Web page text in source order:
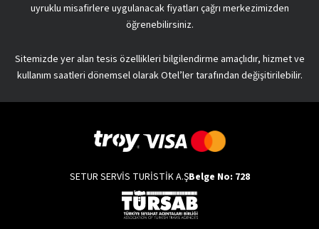
uyruklu misafirlere uygulanacak fiyatları çağrı merkezimizden
öğrenebilirsiniz.
Sitemizde yer alan tesis özellikleri bilgilendirme amaçlıdır, hizmet ve
kullanım saatleri dönemsel olarak Otel’ler tarafından değişitirilebilir.
SETUR SERVİS TURİSTİK A.ŞBelge No: 728